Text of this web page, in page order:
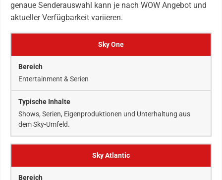
genaue Senderauswahl kann je nach WOW Angebot und
aktueller Verfügbarkeit variieren.
Sky One
Entertainment & Serien
Shows, Serien, Eigenproduktionen und Unterhaltung aus
dem Sky-Umfeld.
Sky Atlantic